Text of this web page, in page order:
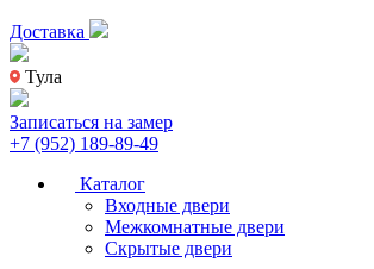
Доставка
Тула
Записаться на замер
+7 (952) 189-89-49
Каталог
Входные двери
Межкомнатные двери
Скрытые двери